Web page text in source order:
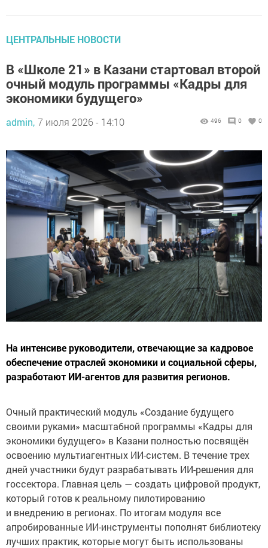
ЦЕНТРАЛЬНЫЕ НОВОСТИ
В «Школе 21» в Казани стартовал второй
очный модуль программы «Кадры для
экономики будущего»
admin, 7 июля 2026 - 14:10 496 0 0
На интенсиве руководители, отвечающие за кадровое
обеспечение отраслей экономики и социальной сферы,
разработают ИИ-агентов для развития регионов.
Очный практический модуль «Создание будущего
своими руками» масштабной программы «Кадры для
экономики будущего» в Казани полностью посвящён
освоению мультиагентных ИИ-систем. В течение трех
дней участники будут разрабатывать ИИ-решения для
госсектора. Главная цель — создать цифровой продукт,
который готов к реальному пилотированию
и внедрению в регионах. По итогам модуля все
апробированные ИИ-инструменты пополнят библиотеку
лучших практик, которые могут быть использованы